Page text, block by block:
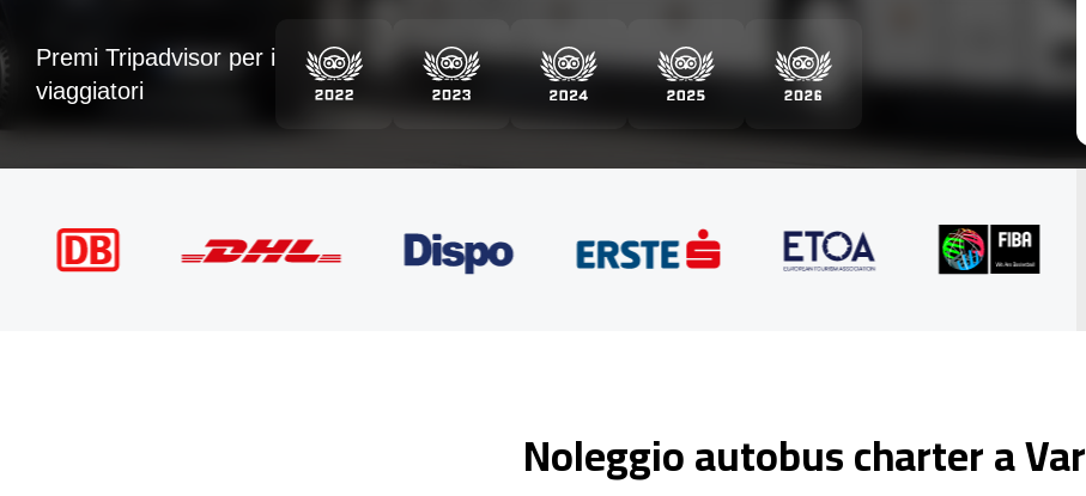
Premi Tripadvisor per i
viaggiatori
Noleggio autobus charter a Var